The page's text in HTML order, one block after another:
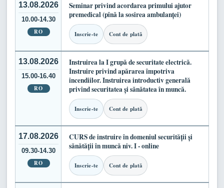
13.08.2026
10.00-14.30
RO
Seminar privind acordarea primului ajutor
premedical (pînă la sosirea ambulanței)
Inscrie-te Cont de plată
13.08.2026
15.00-16.40
RO
Instruirea la I grupă de securitate electrică.
Instruire privind apărarea împotriva
incendiilor. Instruirea introductiv generală
privind securitatea și sănătatea în muncă.
Inscrie-te Cont de plată
17.08.2026
09.30-14.30
RO
CURS de instruire în domeniul securității și
sănătății în muncă niv. I - online
Inscrie-te Cont de plată